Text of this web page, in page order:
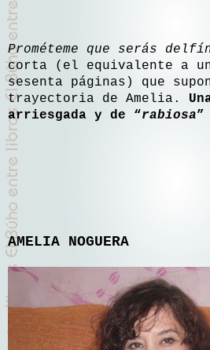
Prométeme que serás
corta (el equivalente a
sesenta páginas) que
trayectoria de Amelia.
arriesgada y de “rabiosa”
AMELIA NOGUERA